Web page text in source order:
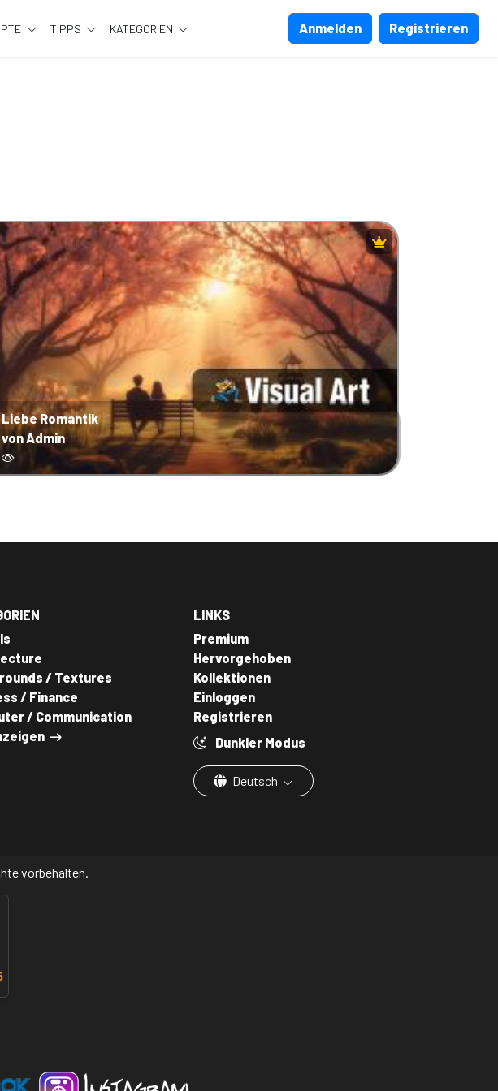
TIPPS KATEGORIEN Anmelden Registrieren
Liebe Romantik
von Admin
/ Textures
/ Finance
/ Communication
LINKS
Premium
Hervorgehoben
Kollektionen
Einloggen
Registrieren
Dunkler Modus
Deutsch
vorbehalten.